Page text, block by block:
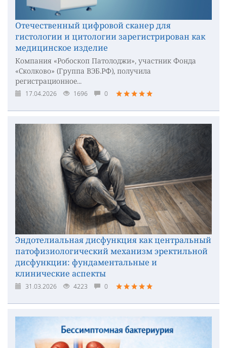
Отечественный цифровой сканер для
гистологии и цитологии зарегистрирован как
медицинское изделие
Компания «Робоскоп Патолоджи», участник Фонда
«Сколково» (Группа ВЭБ.РФ), получила
регистрационное...
17.04.2026 1696 0
Эндотелиальная дисфункция как центральный
патофизиологический механизм эректильной
дисфункции: фундаментальные и
клинические аспекты
31.03.2026 4223 0